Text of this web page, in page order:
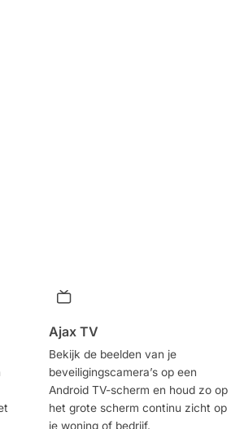
Ajax TV
Bekijk de beelden van je
beveiligingscamera’s op een
Android TV-scherm en houd zo op
het grote scherm continu zicht op
je woning of bedrijf.